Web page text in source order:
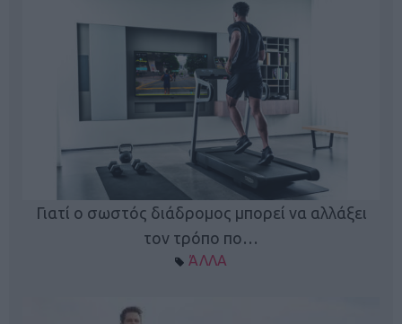
Γιατί ο σωστός διάδρομος μπορεί να αλλάξει
τον τρόπο πο…
ΆΛΛΑ